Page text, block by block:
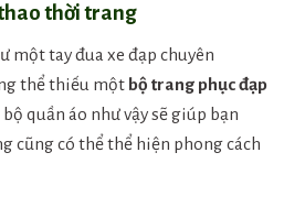
thời trang
một tay đua xe đạp chuyên
thể thiếu một bộ trang phục đạp
quần áo như vậy sẽ giúp bạn
cũng có thể thể hiện phong cách